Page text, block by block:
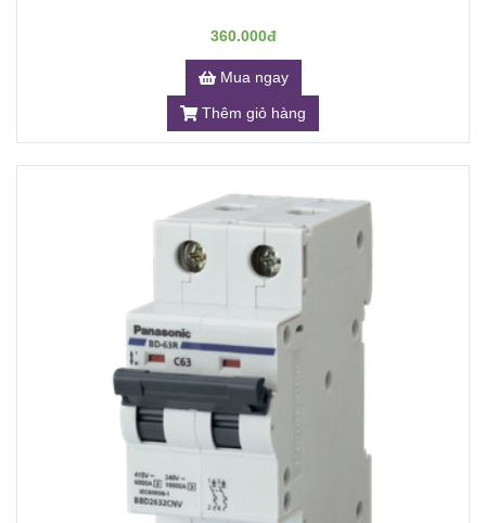
360.000đ
Mua ngay
Thêm giỏ hàng